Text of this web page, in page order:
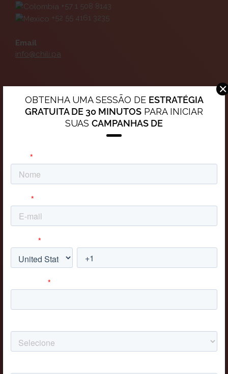
OBTENHA UMA SESSÃO DE ESTRATÉGIA
GRATUITA DE 30 MINUTOS PARA INICIAR
SUAS CAMPANHAS DE
×
+57 1 508 8143
+52 55 4161 3235
Email
info@chili.pa
Nos ame como amamos a você!
Não seja tímido, diga oi!